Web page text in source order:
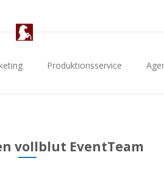
Produktionsservice
vollblut EventTeam